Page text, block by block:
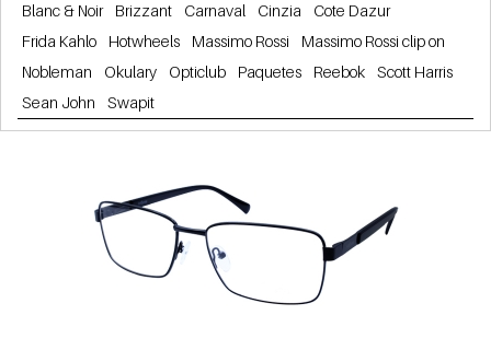
Blanc & Noir
Brizzant Carnaval Cinzia
Cote Dazur
Frida Kahlo
Hotwheels Massimo Rossi
Massimo Rossi clip on
Nobleman
Okulary Opticlub Paquetes Reebok
Scott Harris
Sean John
Swapit